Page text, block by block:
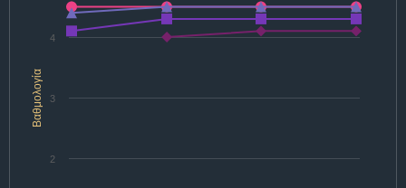
Βαθμολογία
2
3
4